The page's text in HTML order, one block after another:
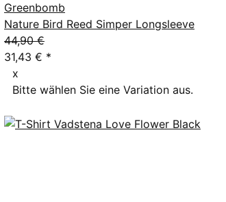
Greenbomb
Nature Bird Reed Simper Longsleeve
44,90 €
31,43 € *
x
Bitte wählen Sie eine Variation aus.